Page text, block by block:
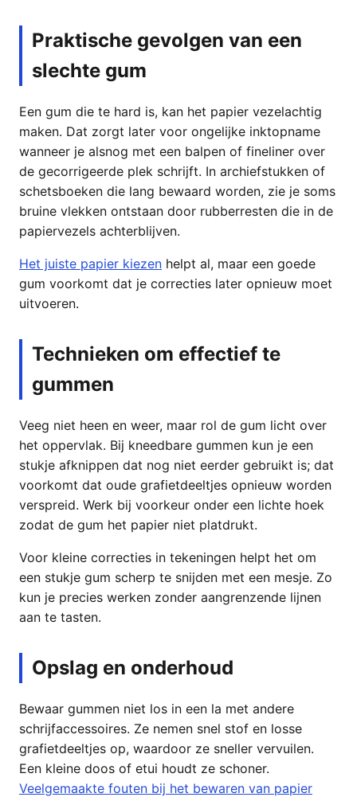
Praktische gevolgen van een
slechte gum
Een gum die te hard is, kan het papier vezelachtig
maken. Dat zorgt later voor ongelijke inktopname
wanneer je alsnog met een balpen of fineliner over
de gecorrigeerde plek schrijft. In archiefstukken of
schetsboeken die lang bewaard worden, zie je soms
bruine vlekken ontstaan door rubberresten die in de
papiervezels achterblijven.
Het juiste papier kiezen helpt al, maar een goede
gum voorkomt dat je correcties later opnieuw moet
uitvoeren.
Technieken om effectief te
gummen
Veeg niet heen en weer, maar rol de gum licht over
het oppervlak. Bij kneedbare gummen kun je een
stukje afknippen dat nog niet eerder gebruikt is; dat
voorkomt dat oude grafietdeeltjes opnieuw worden
verspreid. Werk bij voorkeur onder een lichte hoek
zodat de gum het papier niet platdrukt.
Voor kleine correcties in tekeningen helpt het om
een stukje gum scherp te snijden met een mesje. Zo
kun je precies werken zonder aangrenzende lijnen
aan te tasten.
Opslag en onderhoud
Bewaar gummen niet los in een la met andere
schrijfaccessoires. Ze nemen snel stof en losse
grafietdeeltjes op, waardoor ze sneller vervuilen.
Een kleine doos of etui houdt ze schoner.
Veelgemaakte fouten bij het bewaren van papier